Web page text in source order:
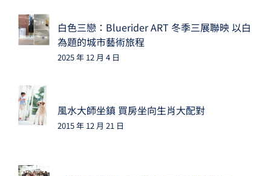
白色三戀：Bluerider ART 冬季三展聯映 以白
為題的城市藝術旅程
2025 年 12 月 4 日
風水大師坐鎮 買房坐向生肖大配對
2015 年 12 月 21 日